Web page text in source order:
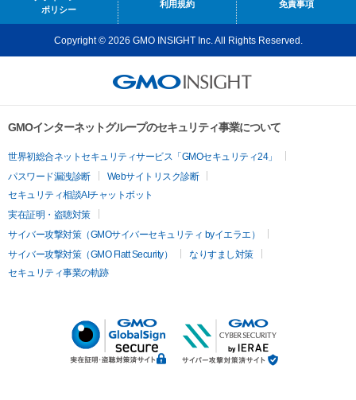
ポリシー
利用規約 免責事項
Copyright © 2026 GMO INSIGHT Inc. All Rights Reserved.
GMOインターネットグループのセキュリティ事業について
世界初総合ネットセキュリティサービス「GMOセキュリティ24」
パスワード漏洩診断
Webサイトリスク診断
セキュリティ相談AIチャットボット
実在証明・盗聴対策
サイバー攻撃対策（GMOサイバーセキュリティ byイエラエ）
サイバー攻撃対策（GMO Flatt Security）
なりすまし対策
セキュリティ事業の軌跡